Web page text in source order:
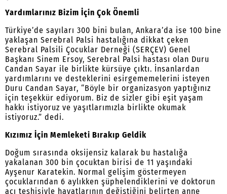
Yardımlarınız Bizim İçin Çok Önemli
Türkiye’de sayıları 300 bini bulan, Ankara’da ise 100 bine
yaklaşan Serebral Palsi hastalığına dikkat çeken
Serebral Palsili Çocuklar Derneği (SERÇEV) Genel
Başkanı Sinem Ersoy, Serebral Palsi hastası olan Duru
Candan Sayar ile birlikte kürsüye çıktı. İnsanlardan
yardımlarını ve desteklerini esirgememelerini isteyen
Duru Candan Sayar, “Böyle bir organizasyon yaptığınız
için teşekkür ediyorum. Biz de sizler gibi eşit yaşam
hakkı istiyoruz ve yaşıtlarımızla birlikte okumak
istiyoruz.” dedi.
Kızımız İçin Memleketi Bırakıp Geldik
Doğum sırasında oksijensiz kalarak bu hastalığa
yakalanan 300 bin çocuktan birisi de 11 yaşındaki
Ayşenur Karatekin. Normal gelişim göstermeyen
çocuklarından 6 aylıkken şüphelendiklerini ve doktorun
acı teşhisiyle hayatlarının değiştiğini belirten anne